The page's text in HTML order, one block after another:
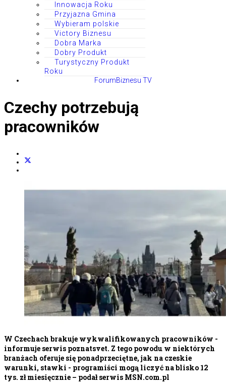
Innowacja Roku
Przyjazna Gmina
Wybieram polskie
Victory Biznesu
Dobra Marka
Dobry Produkt
Turystyczny Produkt
Roku
ForumBiznesu TV
Czechy potrzebują
pracowników
W Czechach brakuje wykwalifikowanych pracowników -
informuje serwis poznatsvet. Z tego powodu w niektórych
branżach oferuje się ponadprzeciętne, jak na czeskie
warunki, stawki - programiści mogą liczyć na blisko 12
tys. zł miesięcznie – podał serwis MSN.com.pl